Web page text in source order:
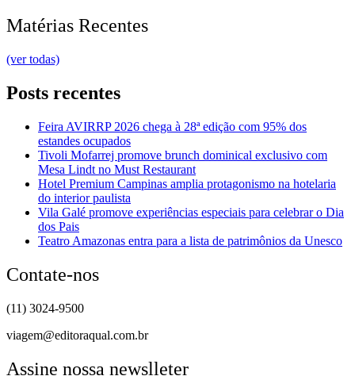
Matérias Recentes
(ver todas)
Posts recentes
Feira AVIRRP 2026 chega à 28ª edição com 95% dos
estandes ocupados
Tivoli Mofarrej promove brunch dominical exclusivo com
Mesa Lindt no Must Restaurant
Hotel Premium Campinas amplia protagonismo na hotelaria
do interior paulista
Vila Galé promove experiências especiais para celebrar o Dia
dos Pais
Teatro Amazonas entra para a lista de patrimônios da Unesco
Contate-nos
(11) 3024-9500
viagem@editoraqual.com.br
Assine nossa newslleter